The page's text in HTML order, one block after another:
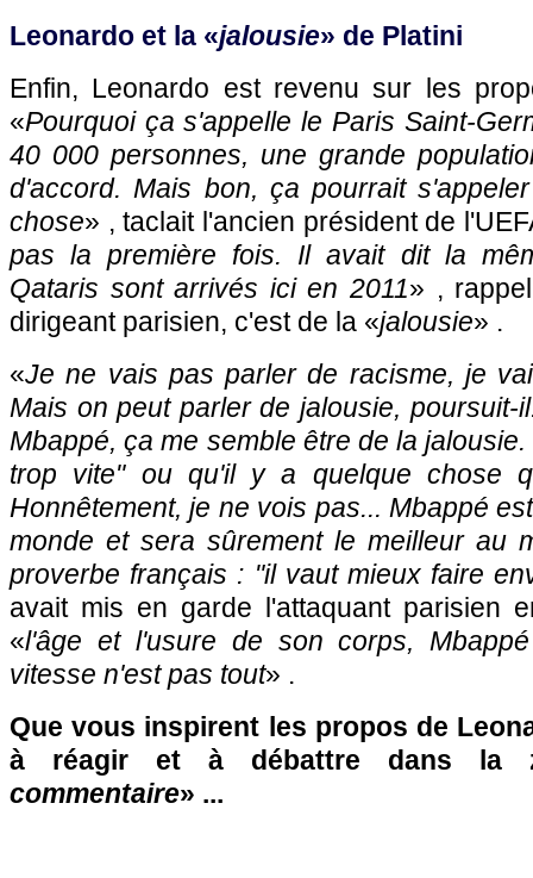
Leonardo et la «jalousie» de Platini
Enfin, Leonardo est revenu sur les
«Pourquoi ça s'appelle le Paris Saint-
40 000 personnes, une grande
d'accord. Mais bon, ça pourrait
chose» , taclait l'ancien président de
pas la première fois. Il avait dit la
Qataris sont arrivés ici en 2011» ,
dirigeant parisien, c'est de la «jalousie» .
«Je ne vais pas parler de racisme, je
Mais on peut parler de jalousie, poursuit-
Mbappé, ça me semble être de la
trop vite" ou qu'il y a quelque chose
Honnêtement, je ne vois pas... Mbappé
monde et sera sûrement le meilleur au
proverbe français : "il vaut mieux faire
avait mis en garde l'attaquant parisien
«l'âge et l'usure de son corps,
vitesse n'est pas tout» .
Que vous inspirent les propos de
à réagir et à débattre dans la
commentaire» ...